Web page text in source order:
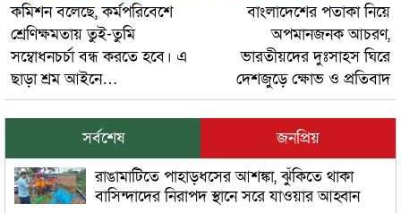
কমিশন বলেছে, কর্মপরিবেশে
শ্রেণিক্ষমতায় তুই-তুমি
সম্বোধনচর্চা বন্ধ করতে হবে। এ
ছাড়া শ্রম আইনে…
বাংলাদেশের পতাকা নিয়ে
অপমানজনক আচরণ,
ভারতীয়দের দুঃসাহস ঘিরে
দেশজুড়ে ক্ষোভ ও প্রতিবাদ
সর্বশেষ
জনপ্রিয়
রাঙামাটিতে পাহাড়ধসের আশঙ্কা, ঝুঁকিতে থাকা
বাসিন্দাদের নিরাপদ স্থানে সরে যাওয়ার আহ্বান